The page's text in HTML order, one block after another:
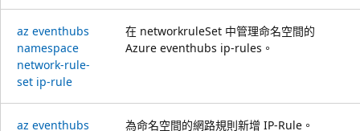
az eventhubs
namespace
network-rule-
set ip-rule
在 networkruleSet 中管理命名空間的
Azure eventhubs ip-rules。
az eventhubs
為命名空間的網路規則新增 IP-Rule。